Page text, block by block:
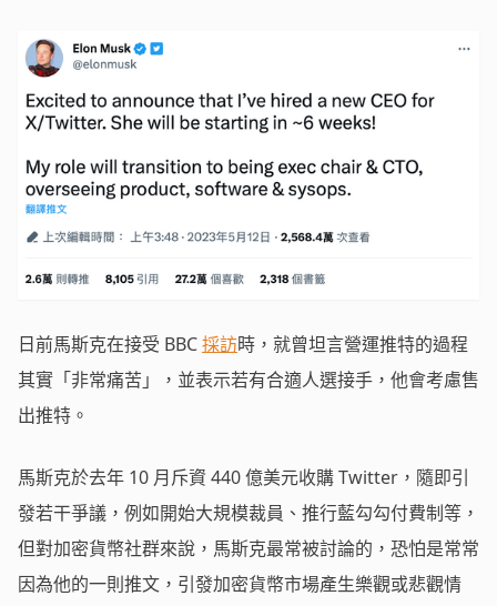
日前馬斯克在接受 BBC採訪時，就曾坦言營運推特的過程
其實「非常痛苦」，並表示若有合適人選接手，他會考慮售
出推特。
馬斯克於去年 10 月斥資 440 億美元收購 Twitter，隨即引
發若干爭議，例如開始大規模裁員、推行藍勾勾付費制等，
但對加密貨幣社群來說，馬斯克最常被討論的，恐怕是常常
因為他的一則推文，引發加密貨幣市場產生樂觀或悲觀情